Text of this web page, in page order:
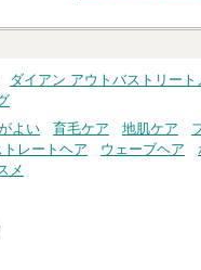
ダイアン アウトバストリート
よい 育毛ケア 地肌ケア
トレートヘア ウェーブヘア
メ